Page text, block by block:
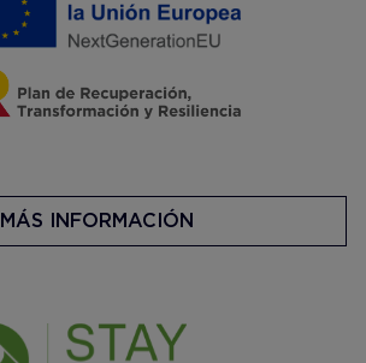
MÁS INFORMACIÓN